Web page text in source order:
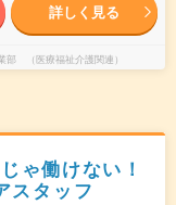
詳しく見る
部 （医療福祉介護関連）
ゃ働けない！
スタッフ